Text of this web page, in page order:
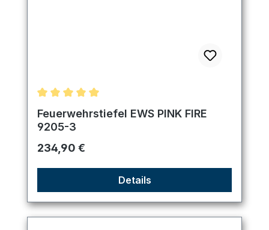
Durchschnittliche Bewertung von 5 von 5 Sternen
Feuerwehrstiefel EWS PINK FIRE
9205-3
Regulärer Preis:
234,90 €
Details